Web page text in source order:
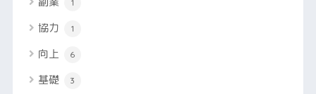
1
協力 1
向上 6
基礎 3